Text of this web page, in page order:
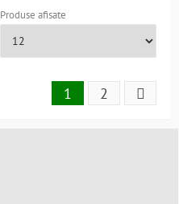
Produse afisate
1 2